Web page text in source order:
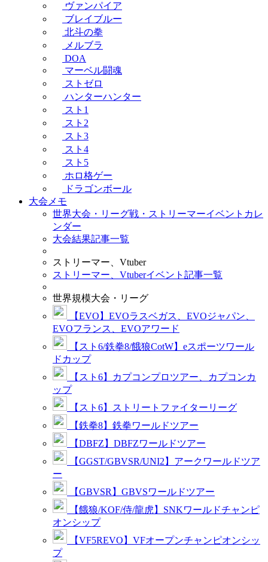
ヴァンパイア
ブレイブルー
北斗の拳
メルブラ
DOA
マーベル闘魂
ストゼロ
ハンターハンター
スト1
スト2
スト3
スト4
スト5
ホロ格ゲー
ドラゴンボール
大会メモ
世界大会・リーグ戦・ストリーマーイベントカレ
ンダー
大会結果記事一覧
ストリーマー、Vtuber
ストリーマー、Vtuberイベント記事一覧
世界規模大会・リーグ
【EVO】EVOラスベガス、EVOジャパン、
EVOフランス、EVOアワード
【スト6/鉄拳8/餓狼CotW】eスポーツワール
ドカップ
【スト6】カプコンプロツアー、カプコンカ
ップ
【スト6】ストリートファイターリーグ
【鉄拳8】鉄拳ワールドツアー
【DBFZ】DBFZワールドツアー
【GGST/GBVSR/UNI2】アークワールドツア
ー
【GBVSR】GBVSワールドツアー
【餓狼/KOF/侍/龍虎】SNKワールドチャンピ
オンシップ
【VF5REVO】VFオープンチャンピオンシッ
プ